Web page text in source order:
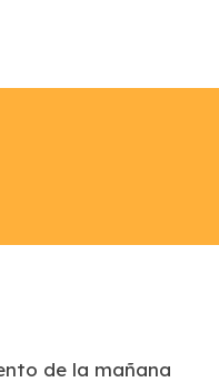
de la mañana